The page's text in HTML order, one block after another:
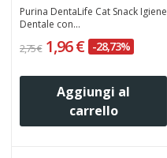
Purina DentaLife Cat Snack Igiene
Dentale con...
2,75 € 1,96 € -28,73%
Aggiungi al
carrello